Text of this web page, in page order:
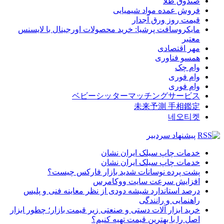
فروش عمده مواد شیمیایی
قیمت روز ورق آجدار
مایکروسافت پرشیا: خرید محصولات اورجینال با لایسنس
معتبر
مهر اقتصادی
همسو فناوری
وام چک
وام فوری
وام فوری
ベビーシッターマッチングサービス
未来予測 手相鑑定
네오티켓
پیشنهاد سردبیر
خدمات چاپ سیلک ایران نشان
خدمات چاپ سیلک ایران نشان
پشت پرده نوسانات شدید بازار فارکس چیست؟
افزایش سرعت سایت ووکامرس
درصد استاندارد شیشه دودی از نظر معاینه فنی و پلیس
راهنمایی و رانندگی
خرید ابزار آلات دستی و صنعتی زیر قیمت بازار؛ چطور ابزار
اصل را با بهترین قیمت تهیه کنیم؟